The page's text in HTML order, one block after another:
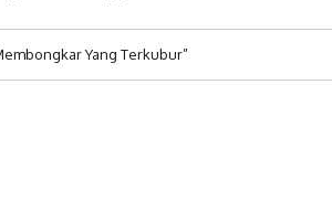
Yang Terkubur”